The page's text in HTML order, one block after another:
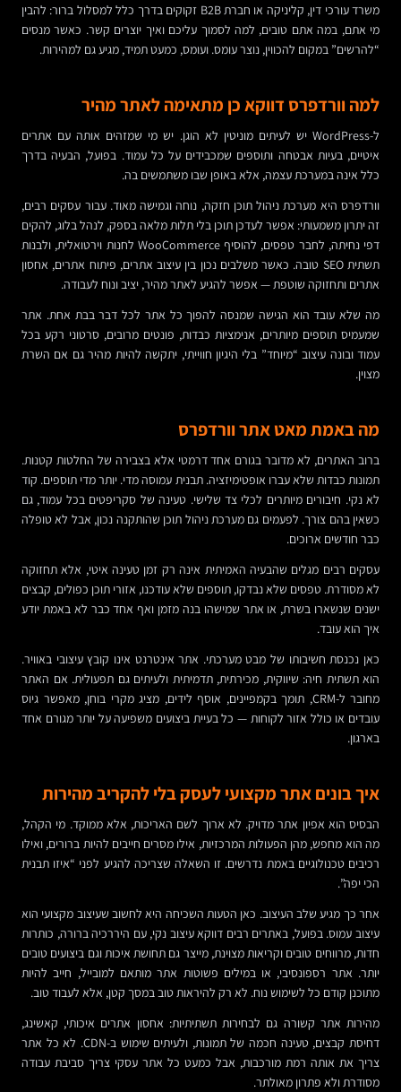
משרד עורכי דין, קליניקה או חברת B2B זקוקים בדרך כלל למסלול ברור: להבין
מי אתם, במה אתם טובים, למה לסמוך עליכם ואיך יוצרים קשר. כאשר מנסים
“להרשים” במקום להכווין, נוצר עומס. ועומס, כמעט תמיד, מגיע גם למהירות.
למה וורדפרס דווקא כן מתאימה לאתר מהיר
ל-WordPress יש לעיתים מוניטין לא הוגן. יש מי שמזהים אותה עם אתרים
איטיים, בעיות אבטחה ותוספים שמכבידים על כל עמוד. בפועל, הבעיה בדרך
כלל אינה במערכת עצמה, אלא באופן שבו משתמשים בה.
וורדפרס היא מערכת ניהול תוכן חזקה, נוחה וגמישה מאוד. עבור עסקים רבים,
זה יתרון משמעותי: אפשר לעדכן תוכן בלי תלות מלאה בספק, לנהל בלוג, להקים
דפי נחיתה, לחבר טפסים, להוסיף WooCommerce לחנות וירטואלית, ולבנות
תשתית SEO טובה. כאשר משלבים נכון בין עיצוב אתרים, פיתוח אתרים, אחסון
אתרים ותחזוקה שוטפת — אפשר להגיע לאתר מהיר, יציב ונוח לעבודה.
מה שלא עובד הוא הגישה שמנסה להפוך כל אתר לכל דבר בבת אחת. אתר
שמעמיס תוספים מיותרים, אנימציות כבדות, פונטים מרובים, סרטוני רקע בכל
עמוד ובונה עיצוב “מיוחד” בלי היגיון חווייתי, יתקשה להיות מהיר גם אם השרת
מצוין.
מה באמת מאט אתר וורדפרס
ברוב האתרים, לא מדובר בגורם אחד דרמטי אלא בצבירה של החלטות קטנות.
תמונות כבדות שלא עברו אופטימיזציה. תבנית עמוסה מדי. יותר מדי תוספים. קוד
לא נקי. חיבורים מיותרים לכלי צד שלישי. טעינה של סקריפטים בכל עמוד, גם
כשאין בהם צורך. לפעמים גם מערכת ניהול תוכן שהותקנה נכון, אבל לא טופלה
כבר חודשים ארוכים.
עסקים רבים מגלים שהבעיה האמיתית אינה רק זמן טעינה איטי, אלא תחזוקה
לא מסודרת. טפסים שלא נבדקו, תוספים שלא עודכנו, אזורי תוכן כפולים, קבצים
ישנים שנשארו בשרת, או אתר שמישהו בנה מזמן ואף אחד כבר לא באמת יודע
איך הוא עובד.
כאן נכנסת חשיבותו של מבט מערכתי. אתר אינטרנט אינו קובץ עיצובי באוויר.
הוא תשתית חיה: שיווקית, מכירתית, תדמיתית ולעיתים גם תפעולית. אם האתר
מחובר ל-CRM, תומך בקמפיינים, אוסף לידים, מציג מקרי בוחן, מאפשר גיוס
עובדים או כולל אזור לקוחות — כל בעיית ביצועים משפיעה על יותר מגורם אחד
בארגון.
איך בונים אתר מקצועי לעסק בלי להקריב מהירות
הבסיס הוא אפיון אתר מדויק. לא ארוך לשם האריכות, אלא ממוקד. מי הקהל,
מה הוא מחפש, מהן הפעולות המרכזיות, אילו מסרים חייבים להיות ברורים, ואילו
רכיבים טכנולוגיים באמת נדרשים. זו השאלה שצריכה להגיע לפני “איזו תבנית
הכי יפה”.
אחר כך מגיע שלב העיצוב. כאן הטעות השכיחה היא לחשוב שעיצוב מקצועי הוא
עיצוב עמוס. בפועל, באתרים רבים דווקא עיצוב נקי, עם היררכיה ברורה, כותרות
חדות, מרווחים טובים וקריאות מצוינת, מייצר גם תחושת איכות וגם ביצועים טובים
יותר. אתר רספונסיבי, או במילים פשוטות אתר מותאם למובייל, חייב להיות
מתוכנן קודם כל לשימוש נוח. לא רק להיראות טוב במסך קטן, אלא לעבוד טוב.
מהירות אתר קשורה גם לבחירות תשתיתיות: אחסון אתרים איכותי, קאשינג,
דחיסת קבצים, טעינה חכמה של תמונות, ולעיתים שימוש ב-CDN. לא כל אתר
צריך את אותה רמת מורכבות, אבל כמעט כל אתר עסקי צריך סביבת עבודה
מסודרת ולא פתרון מאולתר.